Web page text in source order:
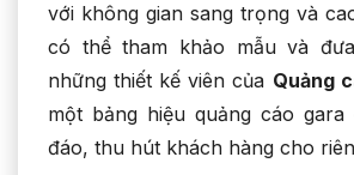
với không gian sang trọng và
có thể tham khảo mẫu và
những thiết kế viên của Quảng
một bảng hiệu quảng cáo
đáo, thu hút khách hàng cho